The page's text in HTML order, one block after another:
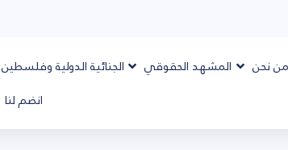
من نحن المشهد الحقوقي الجنائية الدولية وفلسطين
انضم لنا